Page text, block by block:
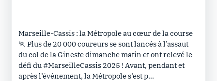
Marseille-Cassis : la Métropole au cœur de la course
🏃 Plus de 20 000 coureurs se sont lancés à l’assaut
du col de la Gineste dimanche matin et ont relevé le
défi du #MarseilleCassis 2025 ! Avant, pendant et
après l’événement, la Métropole s’est p...